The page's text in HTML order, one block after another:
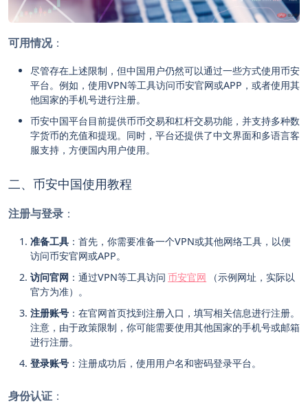
可用情况：
尽管存在上述限制，但中国用户仍然可以通过一些方式使用币安
平台。例如，使用VPN等工具访问币安官网或APP，或者使用其
他国家的手机号进行注册。
币安中国平台目前提供币币交易和杠杆交易功能，并支持多种数
字货币的充值和提现。同时，平台还提供了中文界面和多语言客
服支持，方便国内用户使用。
二、币安中国使用教程
注册与登录 ：
准备工具 ：首先，你需要准备一个VPN或其他网络工具，以便
访问币安官网或APP。
访问官网 ：通过VPN等工具访问 币安官网
（示例网址，实际以
官方为准）。
注册账号 ：在官网首页找到注册入口，填写相关信息进行注册。
注意，由于政策限制，你可能需要使用其他国家的手机号或邮箱
进行注册。
登录账号 ：注册成功后，使用用户名和密码登录平台。
身份认证 ：